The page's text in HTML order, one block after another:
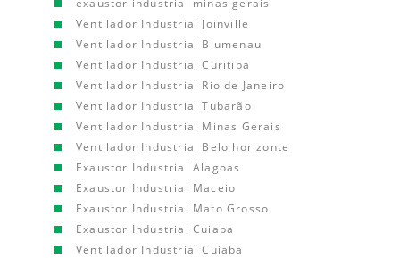
exaustor industrial minas gerais
Ventilador Industrial Joinville
Ventilador Industrial Blumenau
Ventilador Industrial Curitiba
Ventilador Industrial Rio de Janeiro
Ventilador Industrial Tubarão
Ventilador Industrial Minas Gerais
Ventilador Industrial Belo horizonte
Exaustor Industrial Alagoas
Exaustor Industrial Maceio
Exaustor Industrial Mato Grosso
Exaustor Industrial Cuiaba
Ventilador Industrial Cuiaba